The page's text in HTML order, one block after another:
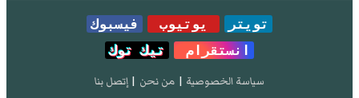
تويتر يوتيوب
فيسبوك
انستقرام
تيك توك
سياسة الخصوصية | من نحن | إتصل بنا